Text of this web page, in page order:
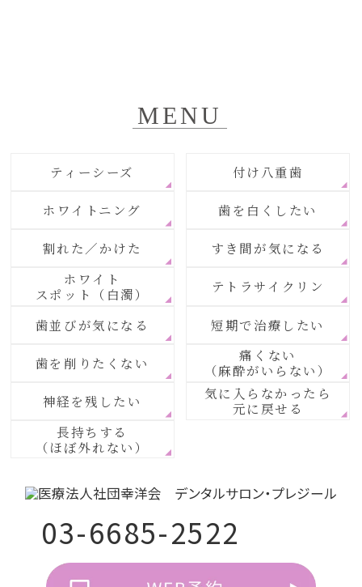
MENU
ティーシーズ 付け八重歯
ホワイトニング 歯を白くしたい
割れた／かけた
すき間が気になる
ホワイト
スポット（白濁）
テトラサイクリン
歯並びが気になる 短期で治療したい
歯を削りたくない
痛くない
（麻酔がいらない）
神経を残したい
気に入らなかったら
元に戻せる
長持ちする
（ほぼ外れない）
03-6685-2522